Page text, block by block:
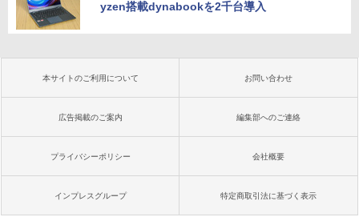
yzen搭載dynabookを2千台導入
本サイトのご利用について お問い合わせ
広告掲載のご案内 編集部へのご連絡
プライバシーポリシー 会社概要
インプレスグループ 特定商取引法に基づく表示